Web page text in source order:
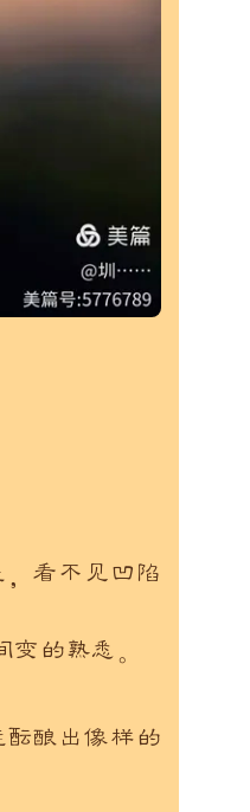
看不见凹陷
的熟悉。
酿出像样的